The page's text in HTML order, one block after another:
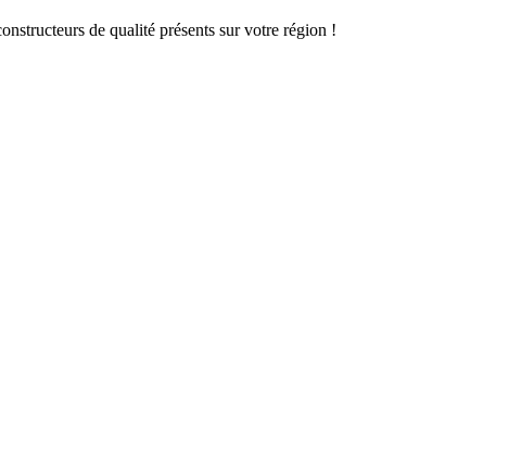
de qualité présents sur votre région !